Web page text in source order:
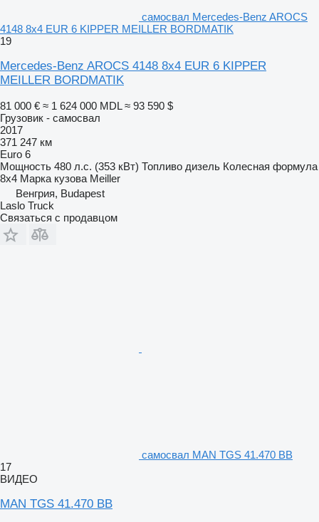
самосвал Mercedes-Benz AROCS
4148 8x4 EUR 6 KIPPER MEILLER BORDMATIK
19
Mercedes-Benz AROCS 4148 8x4 EUR 6 KIPPER
MEILLER BORDMATIK
81 000 € ≈ 1 624 000 MDL ≈ 93 590 $
Грузовик - самосвал
2017
371 247 км
Euro 6
Мощность 480 л.с. (353 кВт) Топливо дизель Колесная формула
8x4 Марка кузова Meiller
Венгрия, Budapest
Laslo Truck
Связаться с продавцом
самосвал MAN TGS 41.470 BB
17
ВИДЕО
MAN TGS 41.470 BB